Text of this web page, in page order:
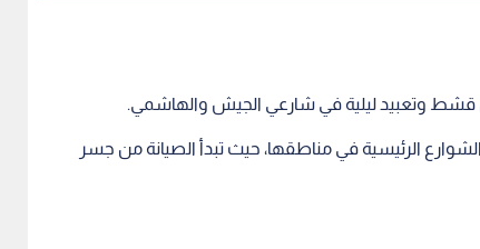
قشط وتعبيد ليلية في شارعي الجيش والهاشمي.
الرئيسية في مناطقها، حيث تبدأ الصيانة من جسر